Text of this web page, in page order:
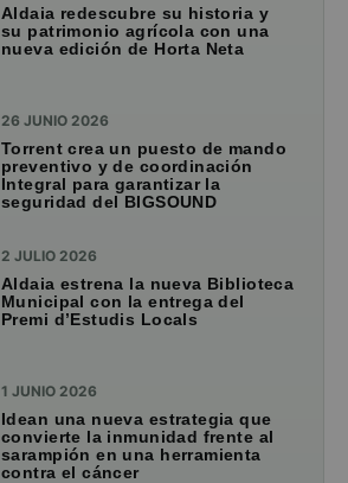
Aldaia redescubre su historia y
su patrimonio agrícola con una
nueva edición de Horta Neta
26 JUNIO 2026
Torrent crea un puesto de mando
preventivo y de coordinación
Integral para garantizar la
seguridad del BIGSOUND
2 JULIO 2026
Aldaia estrena la nueva Biblioteca
Municipal con la entrega del
Premi d’Estudis Locals
1 JUNIO 2026
Idean una nueva estrategia que
convierte la inmunidad frente al
sarampión en una herramienta
contra el cáncer